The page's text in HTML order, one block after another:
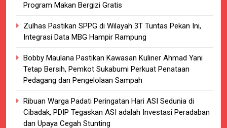
Program Makan Bergizi Gratis
Zulhas Pastikan SPPG di Wilayah 3T Tuntas Pekan Ini,
Integrasi Data MBG Hampir Rampung
Bobby Maulana Pastikan Kawasan Kuliner Ahmad Yani
Tetap Bersih, Pemkot Sukabumi Perkuat Penataan
Pedagang dan Pengelolaan Sampah
Ribuan Warga Padati Peringatan Hari ASI Sedunia di
Cibadak, PDIP Tegaskan ASI adalah Investasi Peradaban
dan Upaya Cegah Stunting